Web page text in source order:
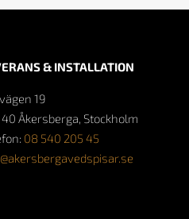
& INSTALLATION
19
Åkersberga, Stockholm
08 540 205 45